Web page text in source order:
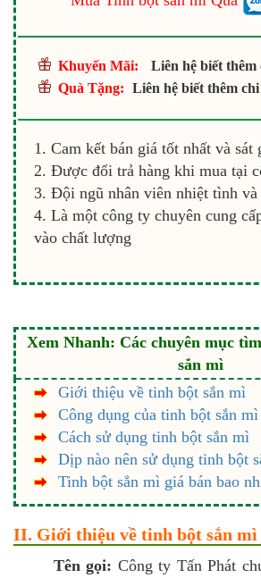
Khuyến Mãi:
Liên hệ biết thêm
Quà Tặng: Liên hệ biết thêm
Cam kết bán giá tốt nhất và
Được đổi trả hàng khi mua tại
Đội ngũ nhân viên nhiệt tình và
Là một công ty chuyên cung
vào chất lượng
Xem Nhanh: Các chuyên mục
sắn mì
Giới thiệu về tinh bột sắn mì
Công dụng của tinh bột sắn mì
Cách sử dụng tinh bột sắn mì
Dịp nào nên sử dụng tinh bột
Tinh bột sắn mì giá bán bao
II. Giới thiệu về tinh bột sắn mì
Tên gọi: Công ty Tấn Phát